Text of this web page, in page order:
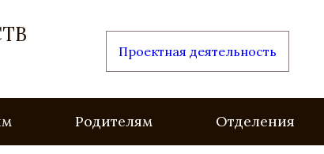
Проектная деятельность
Родителям Отделения